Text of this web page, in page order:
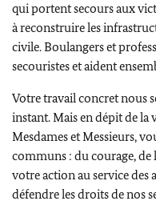
qui portent secours aux
à reconstruire les
civile. Boulangers et
secouristes et aident
Votre travail concret nous
instant. Mais en dépit de la
Mesdames et Messieurs,
communs : du courage, de
votre action au service des
défendre les droits de nos